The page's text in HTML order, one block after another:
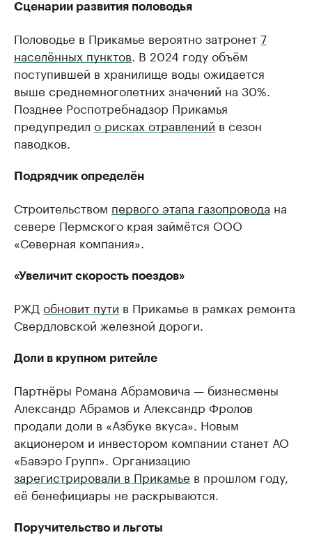
Сценарии развития половодья
Половодье в Прикамье вероятно затронет7
населённых пунктов. В 2024 году объём
поступившей в хранилище воды ожидается
выше среднемноголетних значений на 30%.
Позднее Роспотребнадзор Прикамья
предупредил о рисках отравлений в сезон
паводков.
Подрядчик определён
Строительством первого этапа газопровода на
севере Пермского края займётся ООО
«Северная компания».
«Увеличит скорость поездов»
РЖД обновит пути в Прикамье в рамках ремонта
Свердловской железной дороги.
Доли в крупном ритейле
Партнёры Романа Абрамовича — бизнесмены
Александр Абрамов и Александр Фролов
продали доли в «Азбуке вкуса». Новым
акционером и инвестором компании станет АО
«Бавэро Групп». Организацию
зарегистрировали в Прикамье в прошлом году,
её бенефициары не раскрываются.
Поручительство и льготы